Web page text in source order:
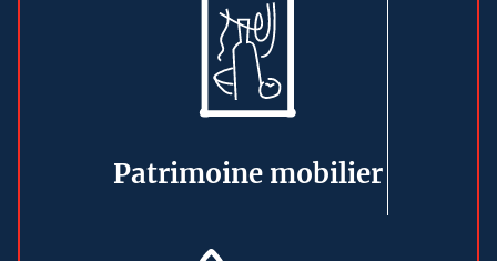
Patrimoine mobilier